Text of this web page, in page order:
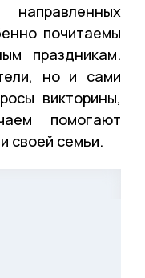
почитаемы
праздникам.
но и сами
викторины,
помогают
своей семьи.